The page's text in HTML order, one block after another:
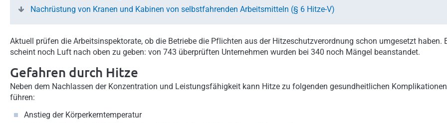
Nachrüstung von Kranen und Kabinen von selbstfahrenden Arbeitsmitteln (§ 6 Hitze-V)
Aktuell prüfen die Arbeitsinspektorate, ob die Betriebe die Pflichten aus der Hitzeschutzverordnung schon umgesetzt haben.
scheint noch Luft nach oben zu geben: von 743 überprüften Unternehmen wurden bei 340 noch Mängel beanstandet.
Gefahren durch Hitze
Neben dem Nachlassen der Konzentration und Leistungsfähigkeit kann Hitze zu folgenden gesundheitlichen Komplikationen
führen:
Anstieg der Körperkerntemperatur